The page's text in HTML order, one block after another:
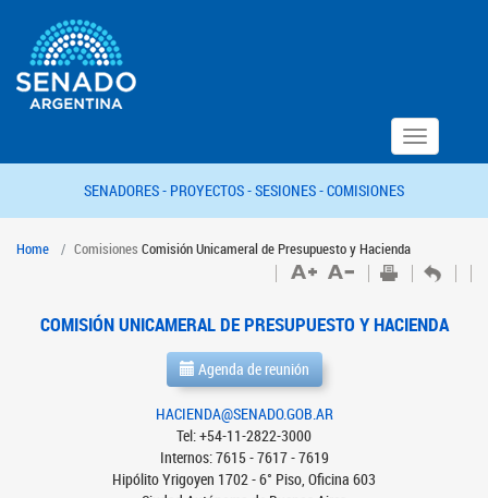
Toggle
navigation
SENADORES - PROYECTOS -SESIONES -COMISIONES
Home Comisiones Comisión Unicameral de Presupuesto y Hacienda
COMISIÓN UNICAMERAL DE PRESUPUESTO Y HACIENDA
Agenda de reunión
HACIENDA@SENADO.GOB.AR
Tel: +54-11-2822-3000
Internos: 7615 - 7617 - 7619
Hipólito Yrigoyen 1702 - 6° Piso, Oficina 603